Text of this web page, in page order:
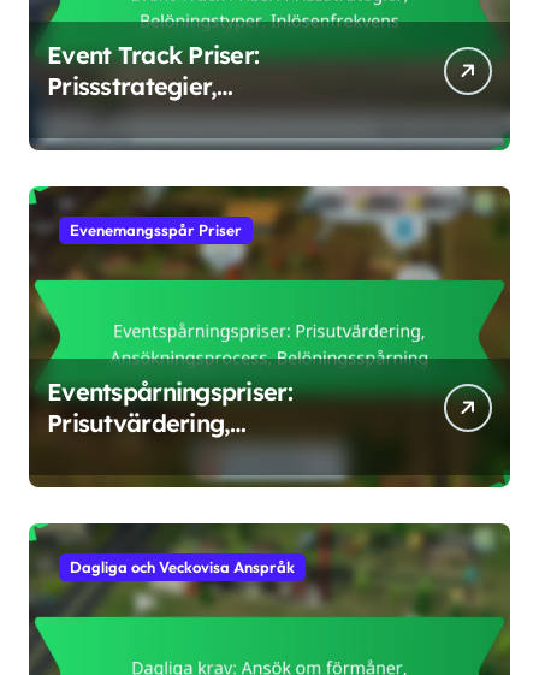
Event Track Priser:
Prissstrategier,
Belöningstyper,
Inlösenfrekvens
Evenemangsspår Priser
Eventspårningspriser:
Prisutvärdering,
Ansökningsprocess,
Belöningsspårning
Dagliga och Veckovisa Anspråk